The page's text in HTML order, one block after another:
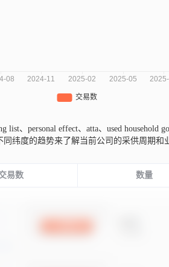
、personal effect、atta、used household
纬度的趋势来了解当前公司的采供周期和
易数 数量